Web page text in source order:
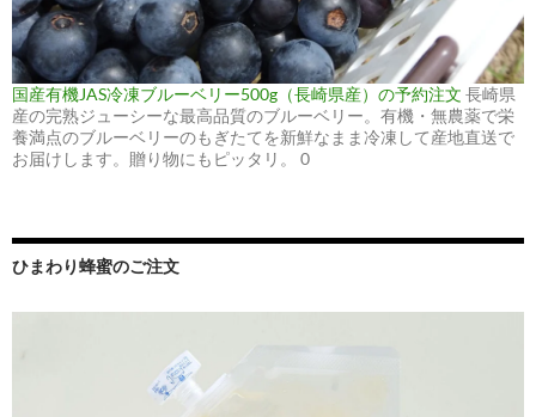
国産有機JAS冷凍ブルーベリー500g（長崎県産）の予約注文 長崎県
産の完熟ジューシーな最高品質のブルーベリー。有機・無農薬で栄
養満点のブルーベリーのもぎたてを新鮮なまま冷凍して産地直送で
お届けします。贈り物にもピッタリ。 0
ひまわり蜂蜜のご注文